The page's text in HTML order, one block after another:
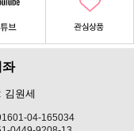
좌
원세
04-165034